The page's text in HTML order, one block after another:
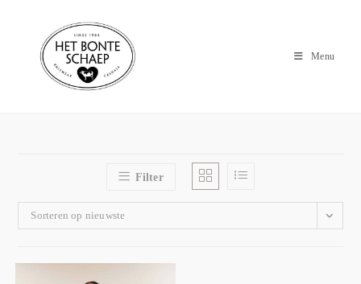
Menu
Filter
Sorteren op nieuwste